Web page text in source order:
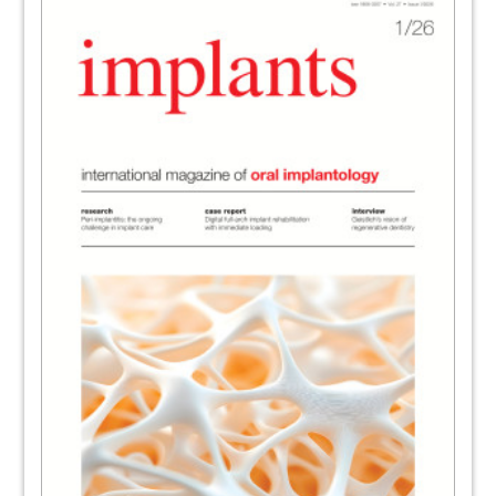
Dr Sebastian Saba & Dr Michael Moscovitch,
Canada
Simplifying dental implant treatment
On the test bench: Concepts for
implantology
Dr Georg Bach
Interview: „Hold the profile of the DGZI
and intensify contacts to other scientific
societies”
Markus Brakel, Germany
bone & tissue days 2014
Georg Isbaner
Dentium World Symposium